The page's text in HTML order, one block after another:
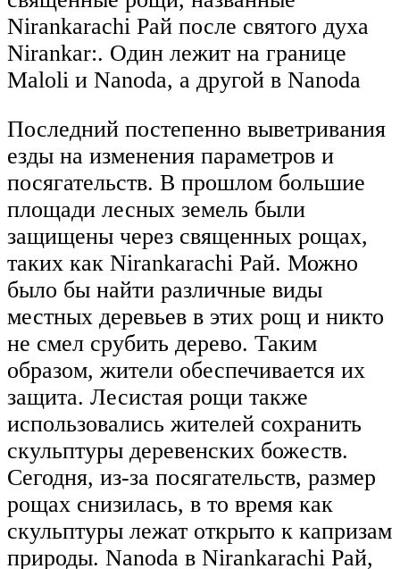
Nirankarachi Рай после святого духа
Nirankar:. Один лежит на границе
Maloli и Nanoda, а другой в Nanoda
Последний постепенно выветривания
езды на изменения параметров и
посягательств. В прошлом большие
площади лесных земель были
защищены через священных рощах,
таких как Nirankarachi Рай. Можно
было бы найти различные виды
местных деревьев в этих рощ и никто
не смел срубить дерево. Таким
образом, жители обеспечивается их
защита. Лесистая рощи также
использовались жителей сохранить
скульптуры деревенских божеств.
Сегодня, из-за посягательств, размер
рощах снизилась, в то время как
скульптуры лежат открыто к капризам
природы. Nanoda в Nirankarachi Рай,